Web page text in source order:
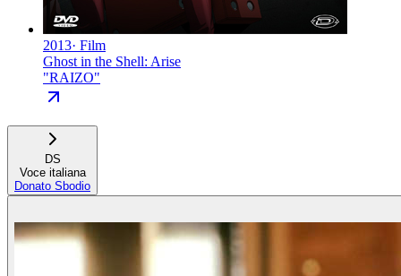
2013· Film
Ghost in the Shell: Arise
"RAIZO"
DS
Voce italiana
Donato Sbodio